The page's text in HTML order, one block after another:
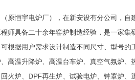
恒宇电炉厂），在新安设有分公司，自
师具备二十余年窑炉制造经验，是一家
据用户需求设计制造不同尺寸、型号的
高温升降炉、高温台车炉、真空气氛炉、
火炉、DPF再生炉、试验电炉、钟罩炉